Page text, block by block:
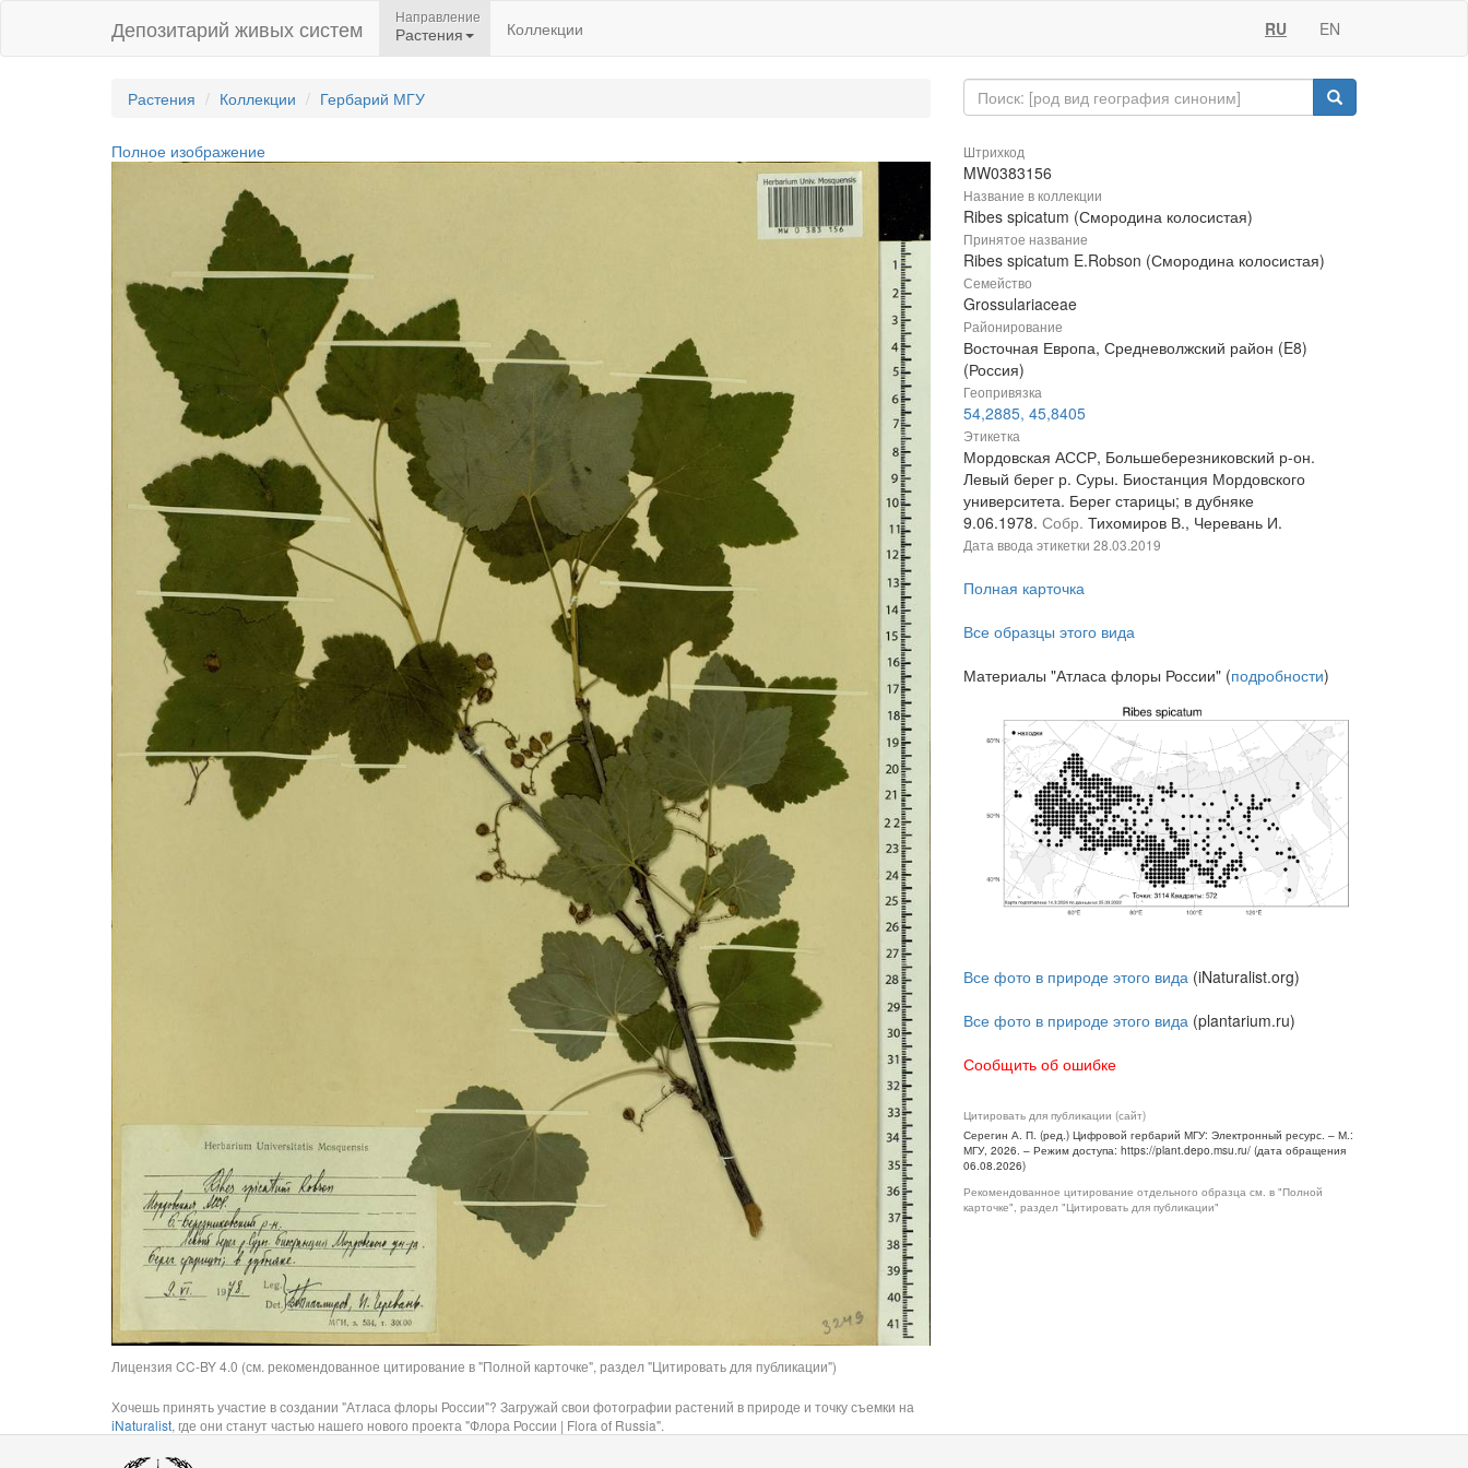
Депозитарий живых систем Направление
Растения Коллекции RU EN
Растения Коллекции Гербарий МГУ
Полное изображение
Лицензия CC-BY 4.0 (см. рекомендованное цитирование в "Полной карточке", раздел "Цитировать для публикации")
Хочешь принять участие в создании "Атласа флоры России"? Загружай свои фотографии растений в природе и точку съемки на
iNaturalist, где они станут частью нашего нового проекта "Флора России | Flora of Russia".
Штрихкод
MW0383156
Название в коллекции
Ribes spicatum (Смородина колосистая)
Принятое название
Ribes spicatum E.Robson (Смородина колосистая)
Семейство
Grossulariaceae
Районирование
Восточная Европа, Средневолжский район (E8)
(Россия)
Геопривязка
54,2885, 45,8405
Этикетка
Мордовская АССР, Большеберезниковский р-он.
Левый берег р. Суры. Биостанция Мордовского
университета. Берег старицы; в дубняке
9.06.1978. Собр. Тихомиров В., Черевань И.
Дата ввода этикетки 28.03.2019
Полная карточка
Все образцы этого вида
Материалы "Атласа флоры России" (подробности)
Все фото в природе этого вида (iNaturalist.org)
Все фото в природе этого вида (plantarium.ru)
Сообщить об ошибке
Цитировать для публикации (сайт)
Серегин А. П. (ред.) Цифровой гербарий МГУ: Электронный ресурс. – М.:
МГУ, 2026. – Режим доступа: https://plant.depo.msu.ru/ (дата обращения
06.08.2026)
Рекомендованное цитирование отдельного образца см. в "Полной
карточке", раздел "Цитировать для публикации"